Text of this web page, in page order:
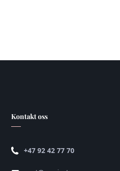
Kontakt oss
+47 92 42 77 70